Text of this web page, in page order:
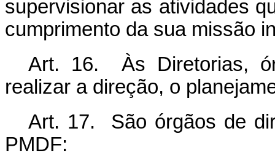
supervisionar as atividades
cumprimento da sua missão
Art. 16. Às Diretorias,
realizar a direção, o
Art. 17. São órgãos de
PMDF: